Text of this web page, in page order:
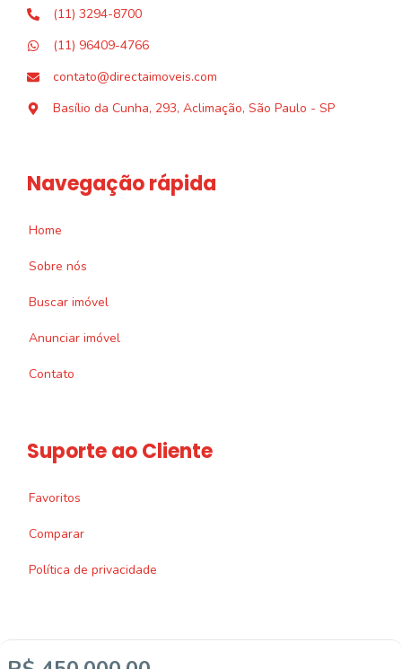
(11) 3294-8700
(11) 96409-4766
contato@directaimoveis.com
Basílio da Cunha, 293, Aclimação, São Paulo - SP
Navegação rápida
Home
Sobre nós
Buscar imóvel
Anunciar imóvel
Contato
Suporte ao Cliente
Favoritos
Comparar
Política de privacidade